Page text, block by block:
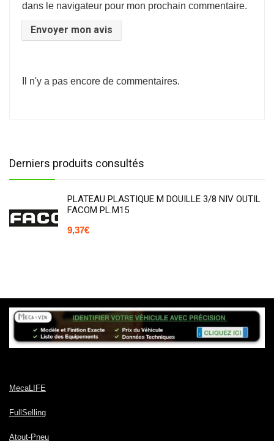
dans le navigateur pour mon prochain commentaire.
Il n'y a pas encore de commentaires.
Derniers produits consultés
PLATEAU PLASTIQUE M DOUILLE 3/8 NIV OUTIL
FACOM PL.M15
9,37€
MecaLIFE
FullSelling
Atout-Pneu